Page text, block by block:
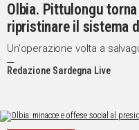
Olbia. Pittulongu
ripristinare il sistema
Un'operazione volta a
Redazione Sardegna Live